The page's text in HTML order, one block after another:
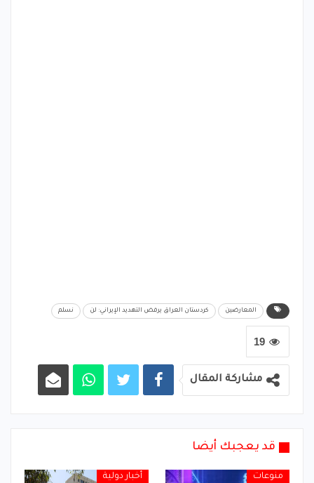
المعارضين كردستان العراق يرفض التهديد الإيراني: لن نسلم
19
مشاركة المقال
قد يعجبك أيضا
منوعات أخبار دولية